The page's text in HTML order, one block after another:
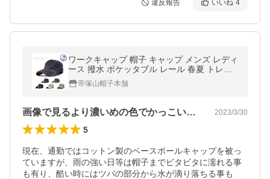
違反報告 いいね 4
ワークキャップ 帽子 キャップ メンズ レディ
ース 撥水 ポケッタブル レール 春夏 トレン
ド 人気
帝塚山帽子本舗
画像で見るより濃いめの色でかっこいいです 2023/3/30
5
現在、通勤ではコットン製のベースボールキャップを被っ
ていますが、雨の強い日等は帽子までビタビタに濡れる事
も有り、酷い時にはツバの部分から水が滴り落ちる事も